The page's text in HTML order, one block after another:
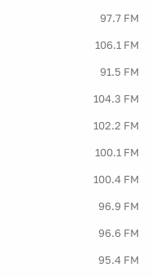
97.7 FM
106.1 FM
91.5 FM
104.3 FM
102.2 FM
100.1 FM
100.4 FM
96.9 FM
96.6 FM
95.4 FM